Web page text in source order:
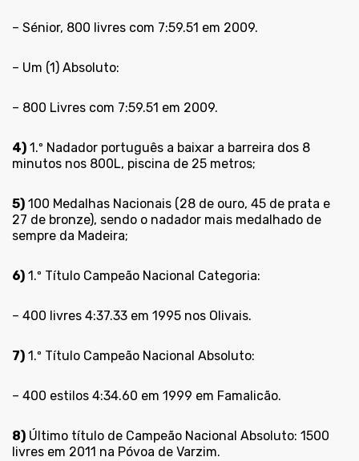
– Sénior, 800 livres com 7:59.51 em 2009.
– Um (1) Absoluto:
– 800 Livres com 7:59.51 em 2009.
4) 1.º Nadador português a baixar a barreira dos 8
minutos nos 800L, piscina de 25 metros;
5) 100 Medalhas Nacionais (28 de ouro, 45 de prata e
27 de bronze), sendo o nadador mais medalhado de
sempre da Madeira;
6) 1.º Título Campeão Nacional Categoria:
– 400 livres 4:37.33 em 1995 nos Olivais.
7) 1.º Título Campeão Nacional Absoluto:
– 400 estilos 4:34.60 em 1999 em Famalicão.
8) Último título de Campeão Nacional Absoluto: 1500
livres em 2011 na Póvoa de Varzim.